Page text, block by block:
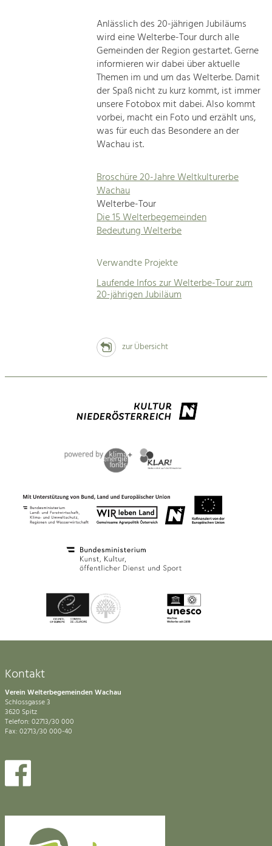
Anlässlich des 20-jährigen Jubiläums
wird eine Welterbe-Tour durch alle
Gemeinden der Region gestartet. Gerne
informieren wir dabei über aktuelle
Themen im und um das Welterbe. Damit
der Spaß nicht zu kurz kommt, ist immer
unsere Fotobox mit dabei. Also kommt
vorbei, macht ein Foto und erzählt uns,
was für euch das Besondere an der
Wachau ist.
Broschüre 20-Jahre Weltkulturerbe
Wachau
Welterbe-Tour
Die 15 Welterbegemeinden
Bedeutung Welterbe
Verwandte Projekte
Laufende Infos zur Welterbe-Tour zum
20-jährigen Jubiläum
zur Übersicht
Kontakt
Verein Welterbegemeinden Wachau
Schlossgasse 3
3620 Spitz
Telefon: 02713/30 000
Fax: 02713/30 000-40